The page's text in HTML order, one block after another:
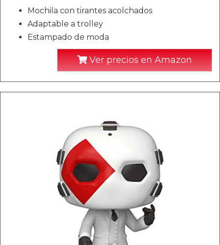
Mochila con tirantes acolchados
Adaptable a trolley
Estampado de moda
Ver precios en Amazon